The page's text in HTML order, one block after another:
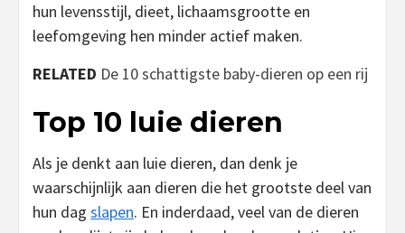
hun levensstijl, dieet, lichaamsgrootte en
leefomgeving hen minder actief maken.
RELATED De 10 schattigste baby-dieren op een rij
Top 10 luie dieren
Als je denkt aan luie dieren, dan denk je
waarschijnlijk aan dieren die het grootste deel van
hun dag slapen. En inderdaad, veel van de dieren